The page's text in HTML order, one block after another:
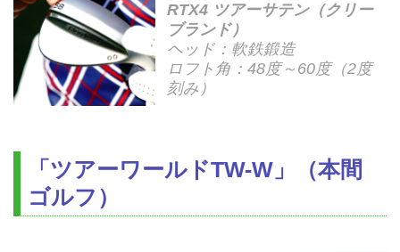
RTX4 ツアーサテン（クリー
ブランド）
ヘッド：軟鉄鍛造
ロフト角：48度～60度（2度
刻み）
「ツアーワールドTW-W」（本間
ゴルフ）